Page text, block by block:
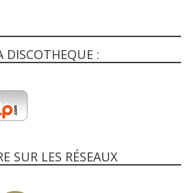
DISCOTHEQUE :
SUR LES RÉSEAUX